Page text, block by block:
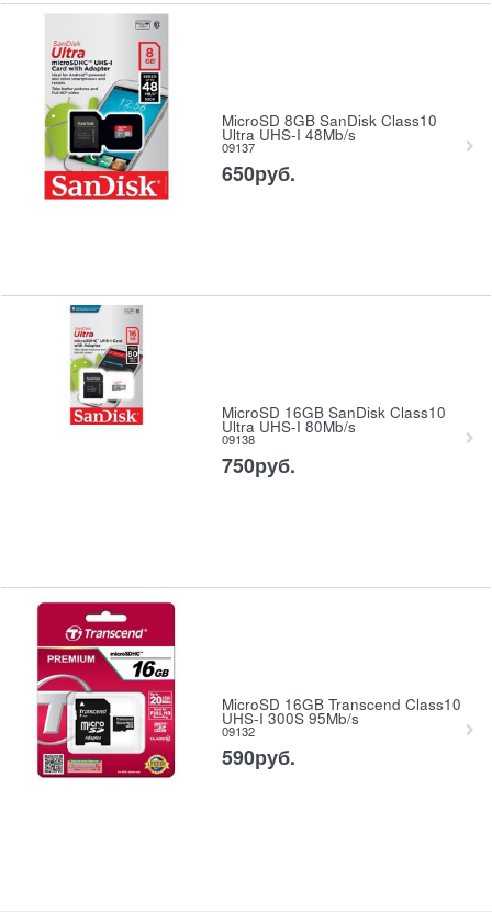
MicroSD 8GB SanDisk Class10
Ultra UHS-I 48Mb/s
09137
650руб.
MicroSD 16GB SanDisk Class10
Ultra UHS-I 80Mb/s
09138
750руб.
MicroSD 16GB Transcend Class10
UHS-I 300S 95Mb/s
09132
590руб.